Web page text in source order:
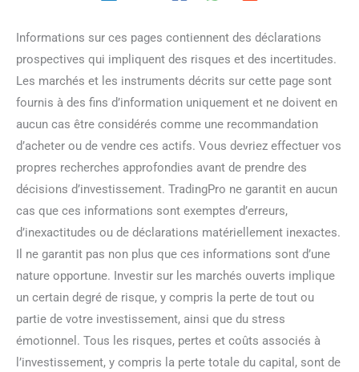
Informations sur ces pages contiennent des déclarations
prospectives qui impliquent des risques et des incertitudes.
Les marchés et les instruments décrits sur cette page sont
fournis à des fins d’information uniquement et ne doivent en
aucun cas être considérés comme une recommandation
d’acheter ou de vendre ces actifs. Vous devriez effectuer vos
propres recherches approfondies avant de prendre des
décisions d’investissement. TradingPro ne garantit en aucun
cas que ces informations sont exemptes d’erreurs,
d’inexactitudes ou de déclarations matériellement inexactes.
Il ne garantit pas non plus que ces informations sont d’une
nature opportune. Investir sur les marchés ouverts implique
un certain degré de risque, y compris la perte de tout ou
partie de votre investissement, ainsi que du stress
émotionnel. Tous les risques, pertes et coûts associés à
l’investissement, y compris la perte totale du capital, sont de